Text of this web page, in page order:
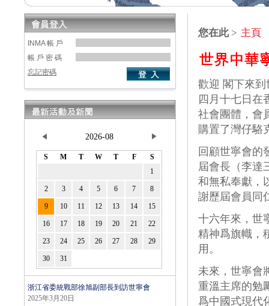
INMA 帳 戶
帳 戶 密 碼
忘記密碼
浙江省委統戰部徐旭副部長到訪世寧會
2025年3月20日
您在此> 主頁
歡迎 閣下來
四月十七日在
社會團體，會
購置了灣仔駱
回顧世寧會的
屆會長（李達
和無私奉獻，
謝歷屆會員同
十六年來，世
精神爲旗幟，
用。
未來，世寧會
重溫主席的勉
爲中國式現代